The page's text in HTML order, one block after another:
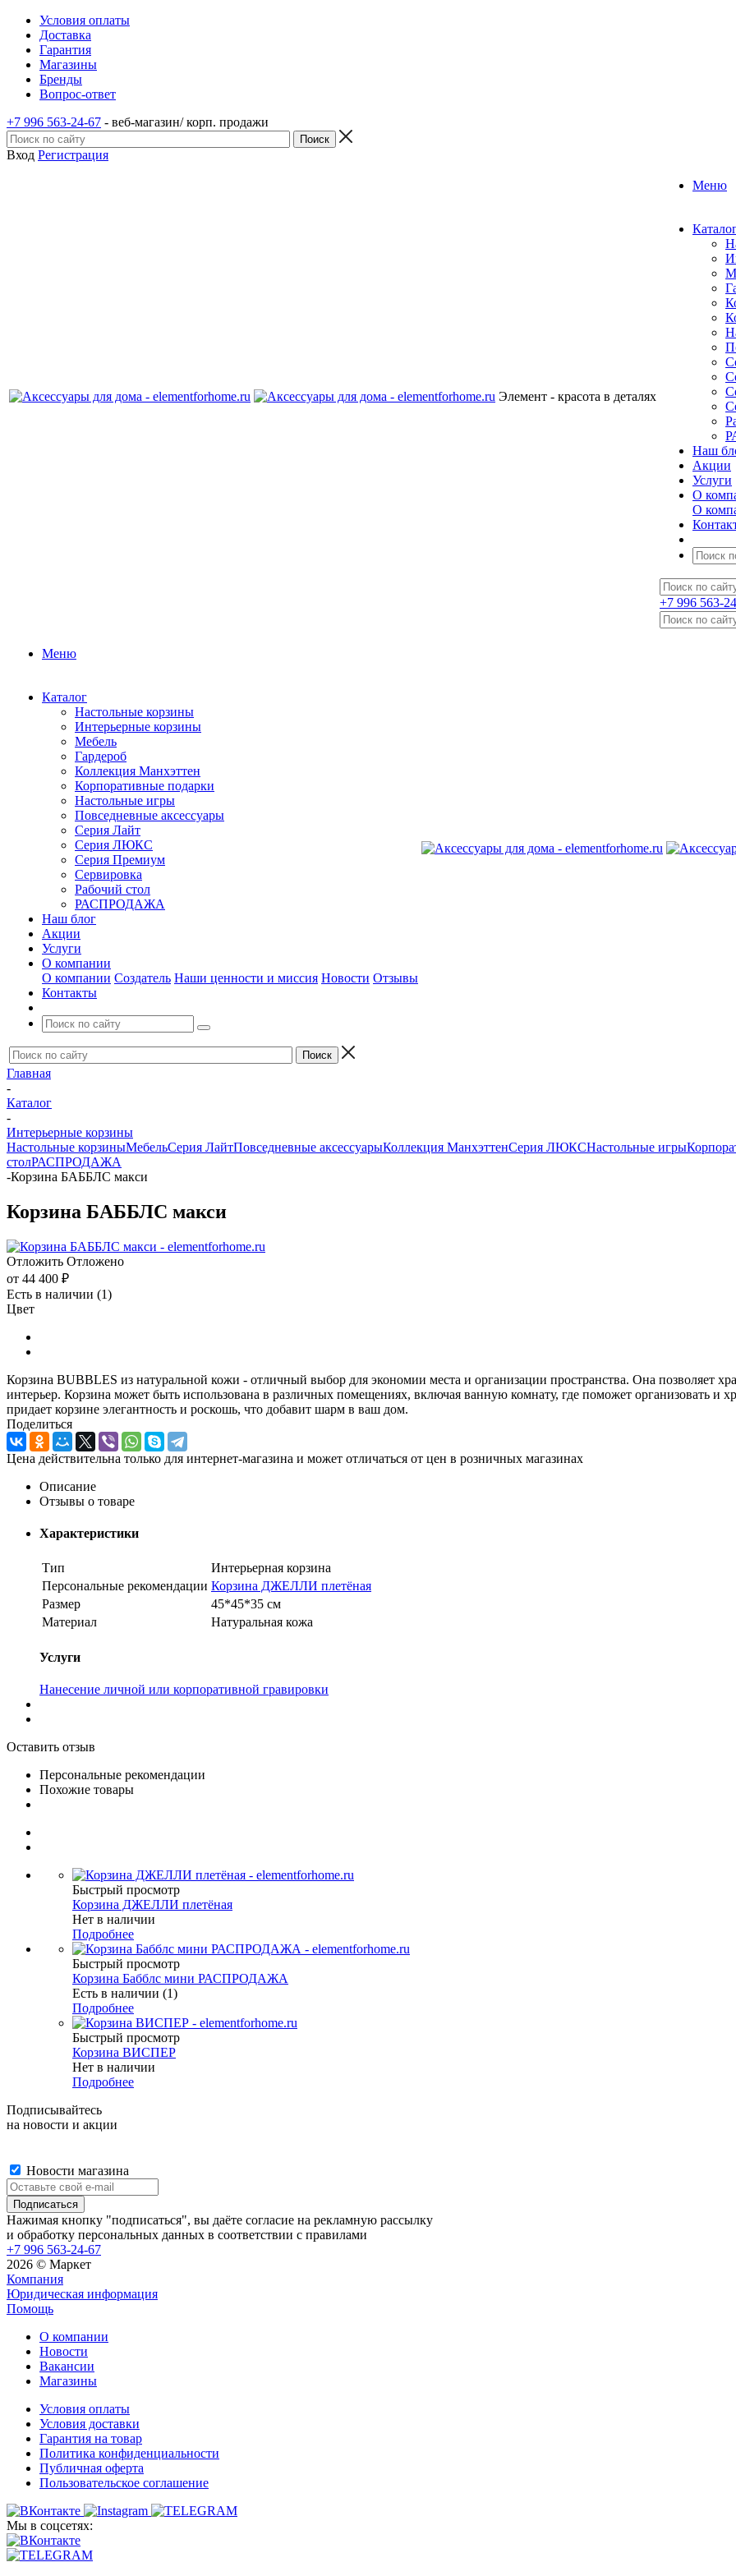
Условия оплаты
Доставка
Гарантия
Магазины
Бренды
Вопрос-ответ
+7 996 563-24-67 - веб-магазин/ корп. продажи
Вход Регистрация
Элемент - красота в деталях
Меню
Наш
Акции
Услуги
О
О
+7 996 563-
Меню
Каталог
Настольные корзины
Интерьерные корзины
Мебель
Гардероб
Коллекция Манхэттен
Корпоративные подарки
Настольные игры
Повседневные аксессуары
Серия Лайт
Серия ЛЮКС
Серия Премиум
Сервировка
Рабочий стол
РАСПРОДАЖА
Наш блог
Акции
Услуги
О компании
О компании Создатель Наши ценности и миссия Новости Отзывы
Контакты
Главная
-
Каталог
-
Интерьерные корзины
Настольные корзиныМебельСерия ЛайтПовседневные аксессуарыКоллекция МанхэттенСерия ЛЮКСНастольные игры
столРАСПРОДАЖА
-Корзина БАББЛС макси
Корзина БАББЛС макси
Отложить Отложено
от 44 400 ₽
Есть в наличии (1)
Цвет
Корзина BUBBLES из натуральной кожи - отличный выбор для экономии места и организации пространства. Она позволяет
интерьер. Корзина может быть использована в различных помещениях, включая ванную комнату, где поможет организовать и
придает корзине элегантность и роскошь, что добавит шарм в ваш дом.
Поделиться
Цена действительна только для интернет-магазина и может отличаться от цен в розничных магазинах
Описание
Отзывы о товаре
Характеристики
Тип
Интерьерная корзина
Персональные рекомендации Корзина ДЖЕЛЛИ плетёная
Размер
45*45*35 см
Материал
Натуральная кожа
Услуги
Нанесение личной или корпоративной гравировки
Оставить отзыв
Персональные рекомендации
Похожие товары
Быстрый просмотр
Корзина ДЖЕЛЛИ плетёная
Нет в наличии
Подробнее
Быстрый просмотр
Корзина Бабблс мини РАСПРОДАЖА
Есть в наличии (1)
Подробнее
Быстрый просмотр
Корзина ВИСПЕР
Нет в наличии
Подробнее
Подписывайтесь
на новости и акции
Новости магазина
Нажимая кнопку "подписаться", вы даёте согласие на рекламную рассылку
и обработку персональных данных в соответствии с правилами
+7 996 563-24-67
2026 © Маркет
Компания
Юридическая информация
Помощь
О компании
Новости
Вакансии
Магазины
Условия оплаты
Условия доставки
Гарантия на товар
Политика конфиденциальности
Публичная оферта
Пользовательское соглашение
Мы в соцсетях: